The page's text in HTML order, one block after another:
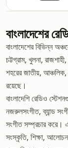
বাংলাদেশের
বাংলাদেশের বিভিন্ন
চট্টগ্রাম, খুলনা,
শহরের জাতীয়,
রয়েছে।
বাংলাদেশি রেডিও
নজরুলসংগীত, ব্যান্ড
সংগীত সম্প্রচার করে।
সংস্কৃতি, শিক্ষা,